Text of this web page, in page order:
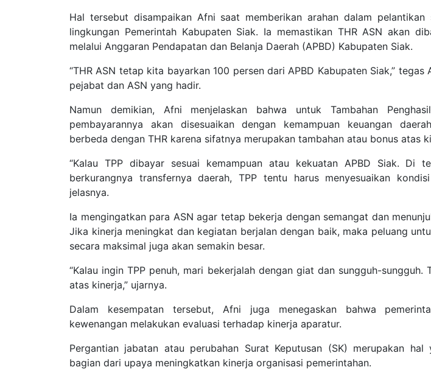
Hal tersebut disampaikan Afni saat memberikan arahan dalam pelantikan
lingkungan Pemerintah Kabupaten Siak. Ia memastikan THR ASN akan
melalui Anggaran Pendapatan dan Belanja Daerah (APBD) Kabupaten Siak.
“THR ASN tetap kita bayarkan 100 persen dari APBD Kabupaten Siak,” tegas
pejabat dan ASN yang hadir.
Namun demikian, Afni menjelaskan bahwa untuk Tambahan
pembayarannya akan disesuaikan dengan kemampuan keuangan
berbeda dengan THR karena sifatnya merupakan tambahan atau bonus atas
“Kalau TPP dibayar sesuai kemampuan atau kekuatan APBD Siak. Di
berkurangnya transfernya daerah, TPP tentu harus menyesuaikan
jelasnya.
Ia mengingatkan para ASN agar tetap bekerja dengan semangat dan
Jika kinerja meningkat dan kegiatan berjalan dengan baik, maka peluang
secara maksimal juga akan semakin besar.
“Kalau ingin TPP penuh, mari bekerjalah dengan giat dan sungguh-sungguh.
atas kinerja,” ujarnya.
Dalam kesempatan tersebut, Afni juga menegaskan bahwa
kewenangan melakukan evaluasi terhadap kinerja aparatur.
Pergantian jabatan atau perubahan Surat Keputusan (SK) merupakan hal
bagian dari upaya meningkatkan kinerja organisasi pemerintahan.